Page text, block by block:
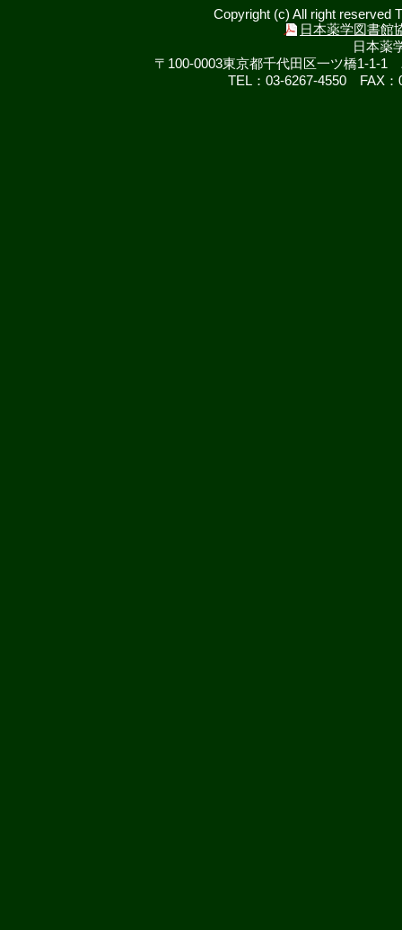
Copyright (c) All right reserved
日本薬学図書館
日本薬
〒100-0003東京都千代田区一ツ橋1-1-
TEL：03-6267-4550 FAX